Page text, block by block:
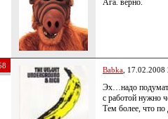
Ага. верно.
Babka ,
Эх…надо
с работой нужно
Тем более, что